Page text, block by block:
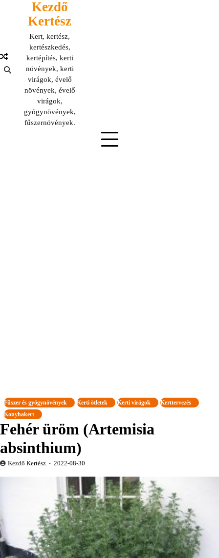
Kezdő
Kertész
Kert, kertész,
kertészkedés,
kertépítés, kerti
növények, kerti
virágok, évelő
növények, évelő
virágok,
gyógynövények,
fűszernövények.
Fűszer és gyógynövények Kerti ötletek Kerti virágok
Kerttervezés
Konyhakert
Fehér üröm (Artemisia
absinthium)
Kezdő Kertész 2022-08-30